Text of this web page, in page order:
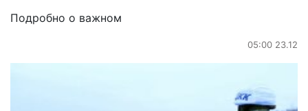
Подробно о важном
05:00 23.12